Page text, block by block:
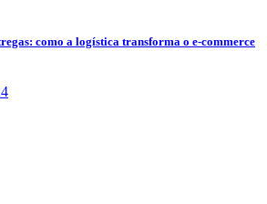
como a logística transforma o e-commerce